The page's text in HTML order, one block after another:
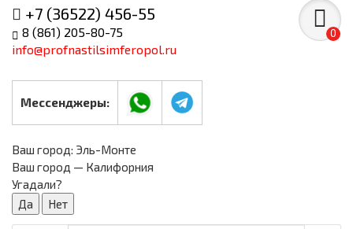
+7 (36522) 456-55
8 (861) 205-80-75
info@profnastilsimferopol.ru
Мессенджеры:
0
Ваш город: Эль-Монте
Ваш город — Калифорния
Угадали?